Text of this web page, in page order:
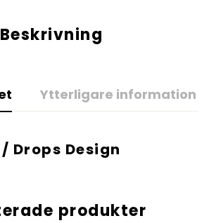
Beskrivning
Ytterligare information
Drops Design
produkter